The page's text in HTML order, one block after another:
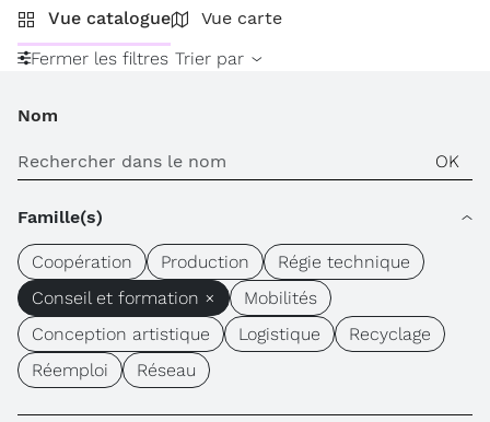
Vue catalogue
Vue carte
Fermer les filtres Trier par
Nom
Famille(s)
Coopération Production
Régie technique
Conseil et formation ×
Mobilités
Conception artistique
Logistique
Recyclage
Réemploi
Réseau